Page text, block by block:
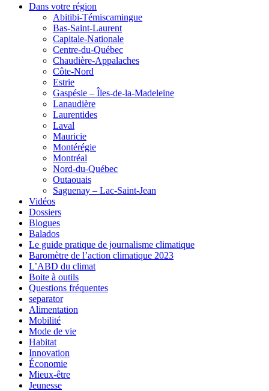
Dans votre région
Abitibi-Témiscamingue
Bas-Saint-Laurent
Capitale-Nationale
Centre-du-Québec
Chaudière-Appalaches
Côte-Nord
Estrie
Gaspésie – Îles-de-la-Madeleine
Lanaudière
Laurentides
Laval
Mauricie
Montérégie
Montréal
Nord-du-Québec
Outaouais
Saguenay – Lac-Saint-Jean
Vidéos
Dossiers
Blogues
Balados
Le guide pratique de journalisme climatique
Baromètre de l’action climatique 2023
L’ABD du climat
Boite à outils
Questions fréquentes
separator
Alimentation
Mobilité
Mode de vie
Habitat
Innovation
Économie
Mieux-être
Jeunesse